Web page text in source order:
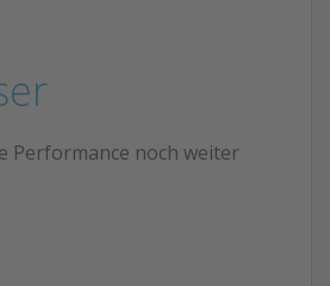
Performance noch weiter